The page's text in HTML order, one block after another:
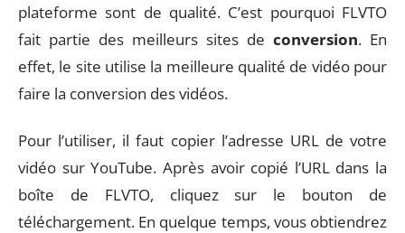
plateforme sont de qualité. C’est pourquoi FLVTO
fait partie des meilleurs sites de conversion. En
effet, le site utilise la meilleure qualité de vidéo pour
faire la conversion des vidéos.
Pour l’utiliser, il faut copier l’adresse URL de votre
vidéo sur YouTube. Après avoir copié l’URL dans la
boîte de FLVTO, cliquez sur le bouton de
téléchargement. En quelque temps, vous obtiendrez